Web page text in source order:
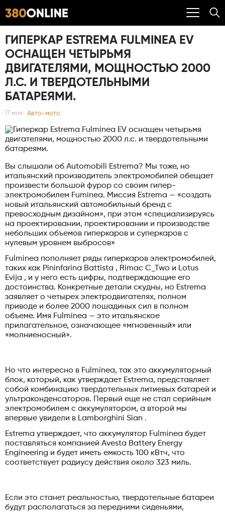
ГИПЕРКАР ESTREMA FULMINEA EV
ОСНАЩЕН ЧЕТЫРЬМЯ
ДВИГАТЕЛЯМИ, МОЩНОСТЬЮ 2000
Л.С. И ТВЕРДОТЕЛЬНЫМИ
БАТАРЕЯМИ.
17 мая Авто-мото
Вы слышали об Automobili Estrema? Мы тоже, но
итальянский производитель электромобилей обещает
произвести большой фурор со своим гипер-
электромобилем Fuminea. Миссия Estrema — «создать
новый итальянский автомобильный бренд с
превосходным дизайном», при этом «специализируясь
на проектировании, проектировании и производстве
небольших объемов гиперкаров и суперкаров с
нулевым уровнем выбросов»
Fulminea пополняет ряды гиперкаров электромобилей,
таких как Pininfarina Battista , Rimac C_Two и Lotus
Evija , и у него есть цифры, подтверждающие его
достоинства. Конкретные детали скудны, но Estrema
заявляет о четырех электродвигателях, полном
приводе и более 2000 лошадиных сил в полном
объеме. Имя Fulminea — это итальянское
прилагательное, означающее «мгновенный» или
«молниеносный».
Но что интересно в Fulminea, так это аккумуляторный
блок, который, как утверждает Estrema, представляет
собой комбинацию твердотельных литиевых батарей и
ультраконденсаторов. Первый еще не стал серийным
электромобилем с аккумулятором, а второй мы
впервые увидели в Lamborghini Sian .
Estrema утверждает, что аккумулятор Fulminea будет
поставляться компанией Avesta Battery Energy
Engineering и будет иметь емкость 100 кВтч, что
соответствует радиусу действия около 323 миль.
Если это станет реальностью, твердотельные батареи
будут располагаться за передними сиденьями,